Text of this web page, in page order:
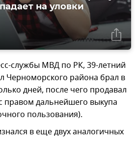
на уловки
службы МВД по РК, 39-летний
Черноморского района брал в
дней, после чего продавал
правом дальнейшего выкупа
пользования).
в еще двух аналогичных